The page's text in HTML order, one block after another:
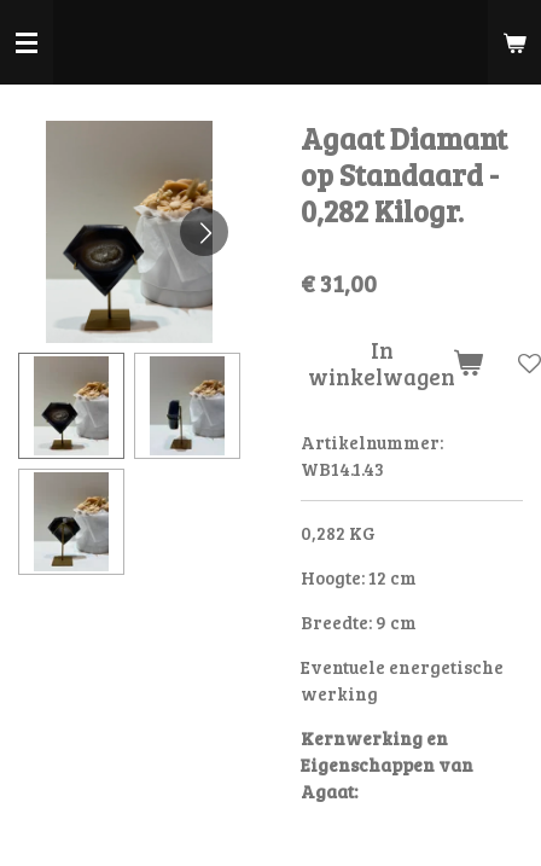
direct
Agaat Diamant
op Standaard -
0,282 Kilogr.
€ 31,00
In
winkelwagen
Artikelnummer:
WB14.1.43
0,282 KG
Hoogte: 12 cm
Breedte: 9 cm
Eventuele energetische
werking
Kernwerking en
Eigenschappen van
Agaat: